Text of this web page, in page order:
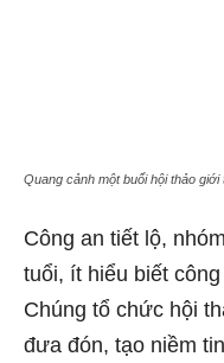
Quang cảnh một buổi hội thảo giới
Công an tiết lộ,
tuổi, ít hiểu biết
Chúng tổ chức hội
đưa đón, tạo niềm